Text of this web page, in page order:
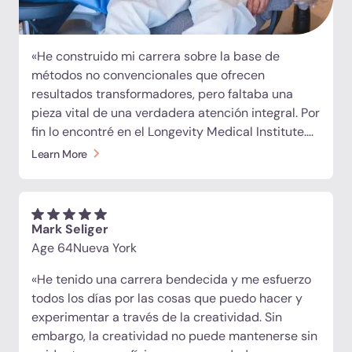
«He construido mi carrera sobre la base de
métodos no convencionales que ofrecen
resultados transformadores, pero faltaba una
pieza vital de una verdadera atención integral. Por
fin lo encontré en el Longevity Medical Institute.
En solo una semana, experimenté el recorrido
inyecciones articulares dirigidas, oxigenoterapia
hiperbárica y la estación de recarga. Todo estaba
hecho a mi medida y dirigido por un equipo de
de la atención médica holística».
Learn More
Mark Seliger
Age 64Nueva York
«He tenido una carrera bendecida y me esfuerzo
todos los días por las cosas que puedo hacer y
experimentar a través de la creatividad. Sin
embargo, la creatividad no puede mantenerse sin